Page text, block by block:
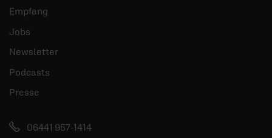
Empfang
Jobs
Newsletter
Podcasts
Presse
06441 957-1414